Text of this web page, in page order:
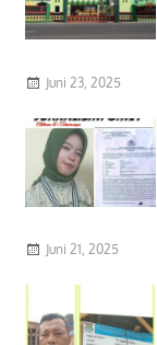
Juni 23, 2025
Juni 21, 2025